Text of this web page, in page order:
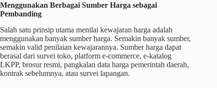
Menggunakan Berbagai Sumber Harga sebagai
Pembanding
Salah satu prinsip utama menilai kewajaran harga adalah
menggunakan banyak sumber harga. Semakin banyak sumber,
semakin valid penilaian kewajarannya. Sumber harga dapat
berasal dari survei toko, platform e-commerce, e-katalog
LKPP, brosur resmi, pangkalan data harga pemerintah daerah,
kontrak sebelumnya, atau survei lapangan.